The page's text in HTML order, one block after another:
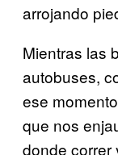
arrojando
Mientras las
autobuses,
ese
que nos
donde correr